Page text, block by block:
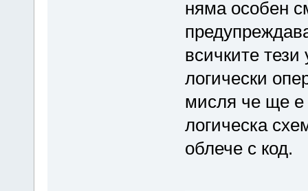
няма особен
всичките
логически
мисля че ще е
логическа
облече с код.